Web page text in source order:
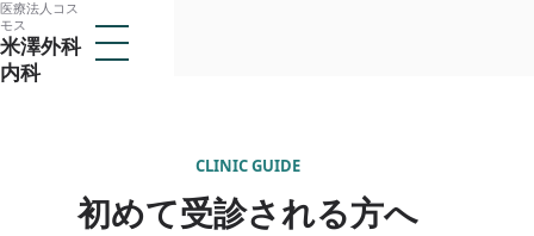
本
文
へ
医療法人コス
モス
米澤外科
内科
メ
ニ
トップ
CLINIC GUIDE
初めて受診される方へ